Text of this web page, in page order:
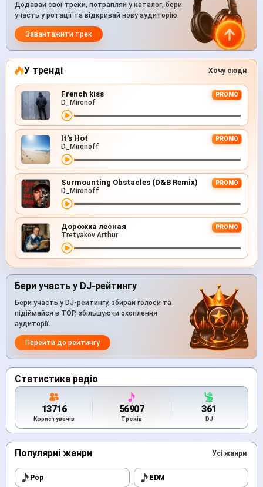
Додавай свої треки, потрапляй у каталог, бери
участь у ротації та відкривай нову аудиторію.
Завантажити трек
У тренді Хочу сюди
French kiss PROMO
D_Mironof
It's Hot PROMO
D_Mironoff
Surmounting Obstacles (D&B Remix) PROMO
D_Mironoff
Дорожка лесная PROMO
Tretyakov Arthur
Бери участь у DJ-рейтингу
Бери участь у DJ-рейтингу, збирай голоси та
підіймайся в TOP, збільшуючи охоплення
аудиторії.
Перейти до рейтингу
Статистика радіо
13716
Користувачів
56907
Треків
361
DJ
Популярні жанри Усі жанри
Pop EDM